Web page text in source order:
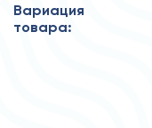
Вариация
товара: